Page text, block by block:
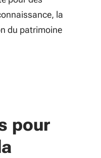
la
du patrimoine
pour